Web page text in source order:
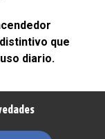
que
diario.